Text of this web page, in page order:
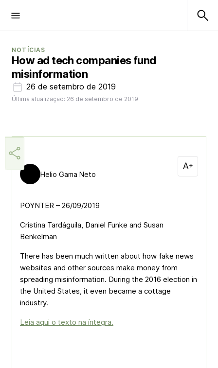
NOTÍCIAS
How ad tech companies fund
misinformation
26 de setembro de 2019
Última atualização: 26 de setembro de 2019
Helio Gama Neto
POYNTER – 26/09/2019
Cristina Tardáguila, Daniel Funke and Susan
Benkelman
There has been much written about how fake news
websites and other sources make money from
spreading misinformation. During the 2016 election in
the United States, it even became a cottage
industry.
Leia aqui o texto na íntegra.